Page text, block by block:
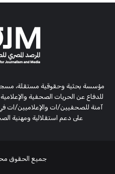
للدفاع عن الحريات الصحفية
آمنة للصحفيين/ات والإعلاميين/ات
على دعم استقلالية ومهنية
جميع الحقوق